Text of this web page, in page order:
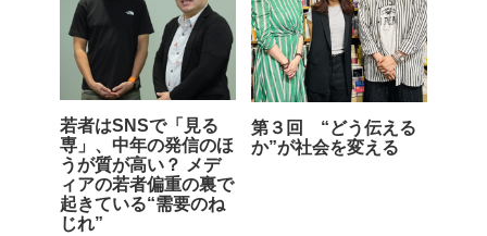
若者はSNSで「見る
専」、中年の発信のほ
うが質が高い？ メデ
ィアの若者偏重の裏で
起きている“需要のね
じれ”
第３回 “どう伝える
か”が社会を変える